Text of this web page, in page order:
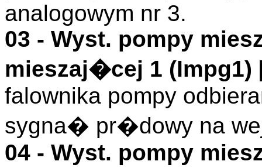
analogowym nr 3.
03 - Wyst. pompy
mieszaj�cej 1 (Impg1)
falownika pompy
sygna� pr�dowy na
04 - Wyst. pompy